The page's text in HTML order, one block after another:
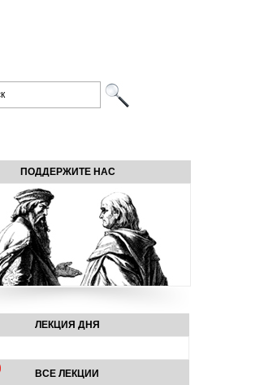
ПОДДЕРЖИТЕ НАС
ЛЕКЦИЯ ДНЯ
ВСЕ ЛЕКЦИИ